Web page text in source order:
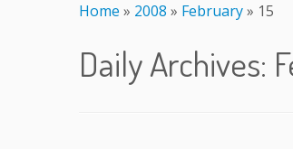
Home » 2008 » February» 15
Daily Archives: